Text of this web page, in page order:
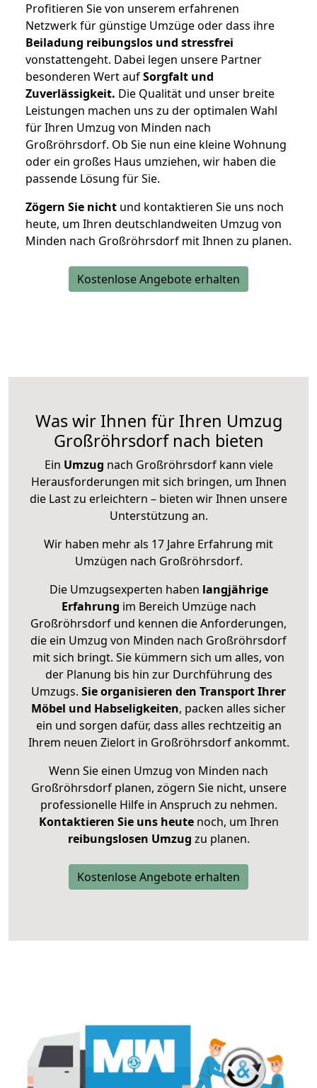
Profitieren Sie von unserem erfahrenen
Netzwerk für günstige Umzüge oder dass ihre
Beiladung reibungslos und stressfrei
vonstattengeht. Dabei legen unsere Partner
besonderen Wert aufSorgfalt und
Zuverlässigkeit. Die Qualität und unser breite
Leistungen machen uns zu der optimalen Wahl
für Ihren Umzug von Minden nach
Großröhrsdorf. Ob Sie nun eine kleine Wohnung
oder ein großes Haus umziehen, wir haben die
passende Lösung für Sie.
Zögern Sie nicht und kontaktieren Sie uns noch
heute, um Ihren deutschlandweiten Umzug von
Minden nach Großröhrsdorf mit Ihnen zu planen.
Kostenlose Angebote erhalten
Was wir Ihnen für Ihren Umzug
Großröhrsdorf nach bieten
Ein Umzug nach Großröhrsdorf kann viele
Herausforderungen mit sich bringen, um Ihnen
die Last zu erleichtern – bieten wir Ihnen unsere
Unterstützung an.
Wir haben mehr als 17 Jahre Erfahrung mit
Umzügen nach Großröhrsdorf.
Die Umzugsexperten haben langjährige
Erfahrung im Bereich Umzüge nach
Großröhrsdorf und kennen die Anforderungen,
die ein Umzug von Minden nach Großröhrsdorf
mit sich bringt. Sie kümmern sich um alles, von
der Planung bis hin zur Durchführung des
Umzugs. Sie organisieren den Transport Ihrer
Möbel und Habseligkeiten, packen alles sicher
ein und sorgen dafür, dass alles rechtzeitig an
Ihrem neuen Zielort in Großröhrsdorf ankommt.
Wenn Sie einen Umzug von Minden nach
Großröhrsdorf planen, zögern Sie nicht, unsere
professionelle Hilfe in Anspruch zu nehmen.
Kontaktieren Sie uns heutenoch, um Ihren
reibungslosen Umzug zu planen.
Kostenlose Angebote erhalten